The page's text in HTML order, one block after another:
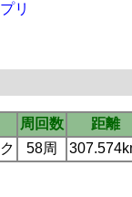
リ
周回数 距離
58周